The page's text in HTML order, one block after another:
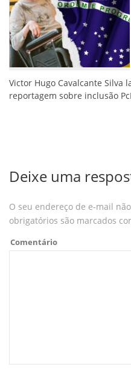
Victor Hugo Cavalcante Silva
reportagem sobre inclusão
Deixe uma
O seu endereço de e-mail
obrigatórios são marcados
Comentário